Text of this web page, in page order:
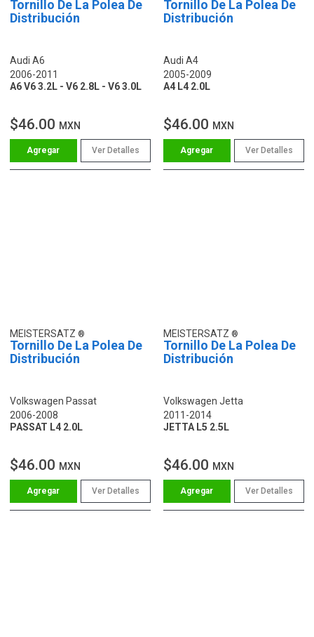
Tornillo De La Polea De
Distribución
Audi A6
2006-2011
A6 V6 3.2L - V6 2.8L - V6 3.0L
$46.00 MXN
Ver Detalles
Tornillo De La Polea De
Distribución
Audi A4
2005-2009
A4 L4 2.0L
$46.00 MXN
Ver Detalles
MEISTERSATZ
Tornillo De La Polea De
Distribución
Volkswagen Passat
2006-2008
PASSAT L4 2.0L
$46.00 MXN
Ver Detalles
MEISTERSATZ
Tornillo De La Polea De
Distribución
Volkswagen Jetta
2011-2014
JETTA L5 2.5L
$46.00 MXN
Ver Detalles